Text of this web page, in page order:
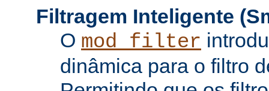
Filtragem Inteligente
O mod_filter
dinâmica para o filtro